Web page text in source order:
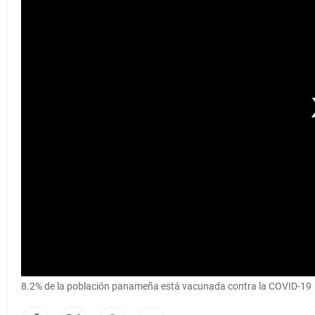
8.2% de la población panameña está vacunada contra la COVID-19